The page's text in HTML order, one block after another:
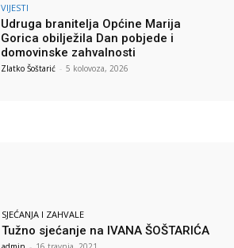
VIJESTI
Udruga branitelja Općine Marija
Gorica obilježila Dan pobjede i
domovinske zahvalnosti
Zlatko Šoštarić - 5 kolovoza, 2026
SJEĆANJA I ZAHVALE
Tužno sjećanje na IVANA ŠOŠTARIĆA